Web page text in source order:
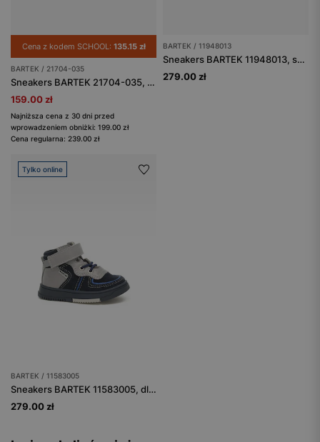
Cena z kodem SCHOOL: 135.15 zł
BARTEK / 21704-035
Sneakers BARTEK 21704-035, dla chłopców, biało-granatowy
159.00 zł
Najniższa cena z 30 dni przed
wprowadzeniem obniżki: 199.00 zł
Cena regularna: 239.00 zł
BARTEK / 11948013
Sneakers BARTEK 11948013, szaro-niebieski
279.00 zł
Tylko online
BARTEK / 11583005
Sneakers BARTEK 11583005, dla chłopców, granatowo-szary
279.00 zł